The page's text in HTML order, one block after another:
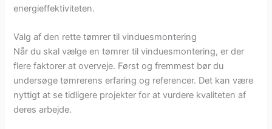
energieffektiviteten.
Valg af den rette tømrer til vinduesmontering
Når du skal vælge en tømrer til vinduesmontering, er der
flere faktorer at overveje. Først og fremmest bør du
undersøge tømrerens erfaring og referencer. Det kan være
nyttigt at se tidligere projekter for at vurdere kvaliteten af
deres arbejde.